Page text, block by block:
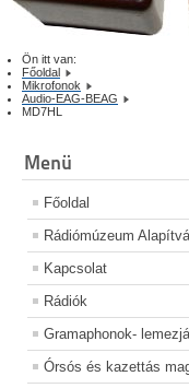
Ön itt van:
Főoldal
Mikrofonok
Audio-EAG-BEAG
MD7HL
Menü
Főoldal
Rádiómúzeum
Kapcsolat
Rádiók
Gramaphonok-
Órsós és kazettás